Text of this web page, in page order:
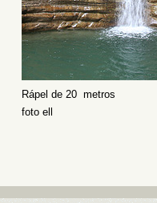
Rápel de 20 metros
foto ell